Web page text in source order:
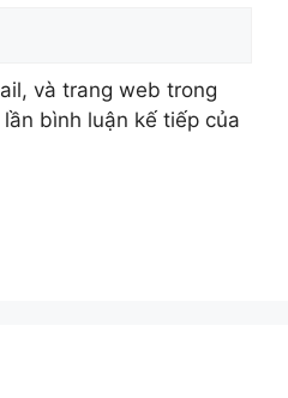
và trang web trong
bình luận kế tiếp của